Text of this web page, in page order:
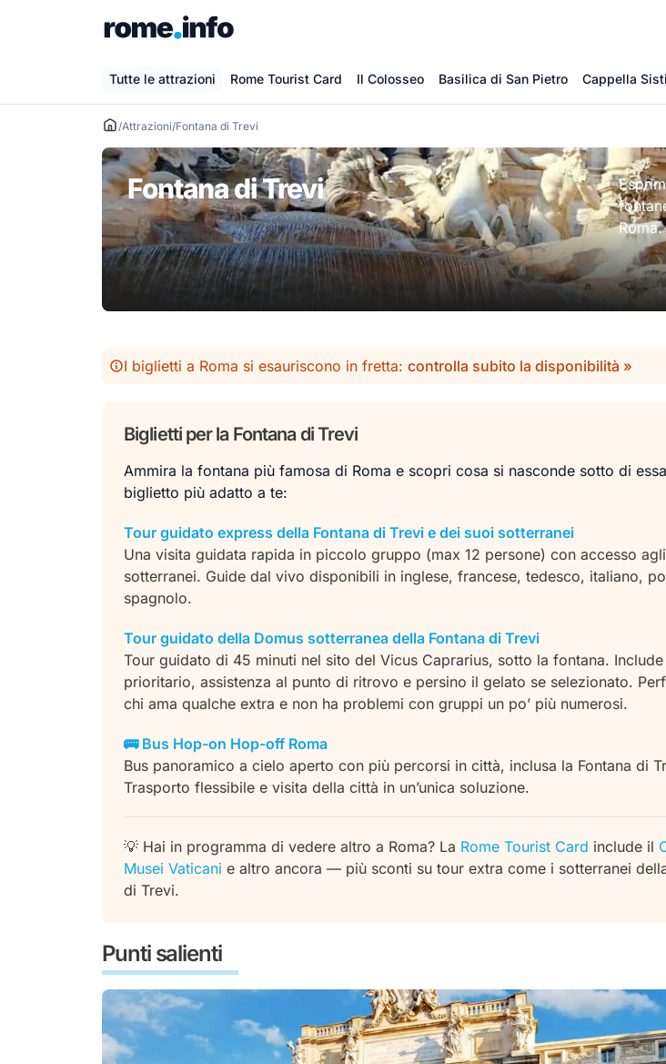
Tutte le attrazioni Rome Tourist Card Il Colosseo Basilica di San Pietro Cappella
/Attrazioni/Fontana di Trevi
Fontana di Trevi
Roma.
I biglietti a Roma si esauriscono in fretta: controlla subito la disponibilità »
Biglietti per la Fontana di Trevi
Ammira la fontana più famosa di Roma e scopri cosa si nasconde sotto di
biglietto più adatto a te:
Tour guidato express della Fontana di Trevi e dei suoi sotterranei
Una visita guidata rapida in piccolo gruppo (max 12 persone) con accesso
sotterranei. Guide dal vivo disponibili in inglese, francese, tedesco, italiano,
spagnolo.
Tour guidato della Domus sotterranea della Fontana di Trevi
Tour guidato di 45 minuti nel sito del Vicus Caprarius, sotto la fontana. Include
prioritario, assistenza al punto di ritrovo e persino il gelato se selezionato.
chi ama qualche extra e non ha problemi con gruppi un po’ più numerosi.
🚌 Bus Hop-on Hop-off Roma
Bus panoramico a cielo aperto con più percorsi in città, inclusa la Fontana di
Trasporto flessibile e visita della città in un’unica soluzione.
💡 Hai in programma di vedere altro a Roma? La Rome Tourist Card include il
Musei Vaticani e altro ancora — più sconti su tour extra come i sotterranei
di Trevi.
Punti salienti